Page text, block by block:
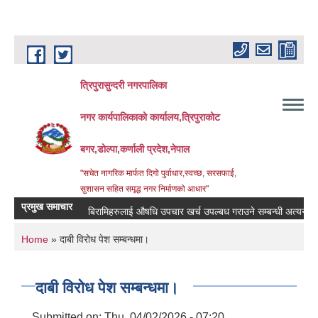
Skip to main content
त्रिपुरासुन्दरी नगरपालिका
नगर कार्यपालिकाको कार्यालय,त्रिपुराकोट
बगर,डोल्पा,कर्णाली प्रदेश,नेपाल
"सचेत नागरिक मार्फत दिगो पुर्वाधार,स्वच्छ, सरसफाई,
सुशासन सहित समृद्ध नगर निर्माणको आधार"
प्रमुख समाचारबिरामिहरुलाई ‍‌औषधि उपचार खर्च उपल्बध गराउने सम्बन्धी अत्यन्त जरुरी
You are here
Home » दाबी विरोध पेश सम्बन्धमा।
दाबी विरोध पेश सम्बन्धमा।